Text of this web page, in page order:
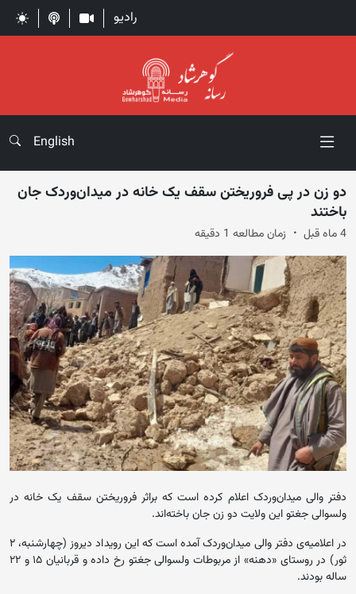
رادیو
English
دو زن در پی فروریختن سقف یک خانه در میدان‌وردک جان
باختند
4 ماه قبل زمان مطالعه 1 دقیقه
دفتر والی میدان‌وردک اعلام کرده است که براثر فروریختن سقف یک خانه در
ولسوالی جغتو این ولایت دو زن جان باخته‌اند.
در اعلامیه‌ی دفتر والی میدا‌ن‌وردک آمده است که این رویداد دیروز (چهارشنبه، ۲
ثور) در روستای «دهنه» از مربوطات ولسوالی جغتو رخ داده و قربانیان ۱۵ و ۲۲
ساله بودند.